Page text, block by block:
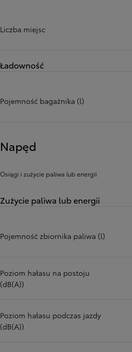
Liczba miejsc
Ładowność
Pojemność bagażnika (l)
Napęd
Osiągi i zużycie paliwa lub energii
Zużycie paliwa lub energii
Pojemność zbiornika paliwa (l)
Poziom hałasu na postoju
(dB(A))
Poziom hałasu podczas jazdy
(dB(A))